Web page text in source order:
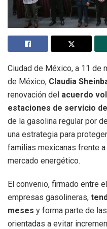
Ciudad de México, a 11 de
de México, Claudia
renovación del acuerdo
estaciones de servicio
de la gasolina regular por
una estrategia para
familias mexicanas frente
mercado energético.
El convenio, firmado entre
empresas gasolineras,
meses y forma parte de
orientadas a evitar